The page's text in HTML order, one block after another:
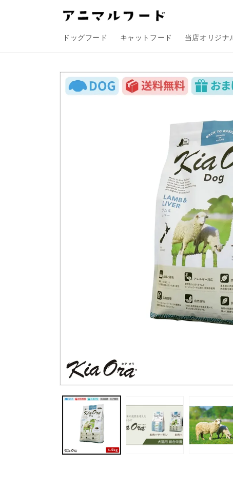
ドッグフード キャットフード 当店オリジナ
商品情
報にス
キップ
ー
ィ